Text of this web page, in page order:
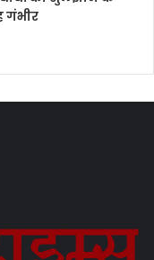
गंभीर